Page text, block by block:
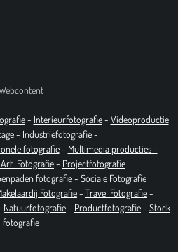
- Interieurfotografie- Videoproductie
- Industriefotografie-
fotografie- Multimedia producties -
Art Fotografie- Projectfotografie
fotografie- Sociale Fotografie
Fotografie- Travel Fotografie-
Natuurfotografie- Productfotografie- Stock
fotografie